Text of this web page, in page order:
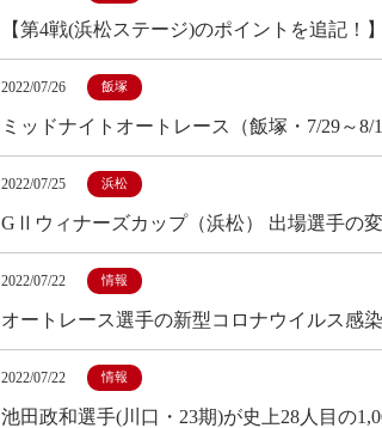
【第4戦(浜松ステージ)のポイントを追記
2022/07/26 飯塚
ミッドナイトオートレース（飯塚・7/29～
2022/07/25 浜松
GⅡウィナーズカップ（浜松） 出場選手の
2022/07/22 情報
オートレース選手の新型コロナウイルス感
2022/07/22 情報
池田政和選手(川口・23期)が史上28人目の